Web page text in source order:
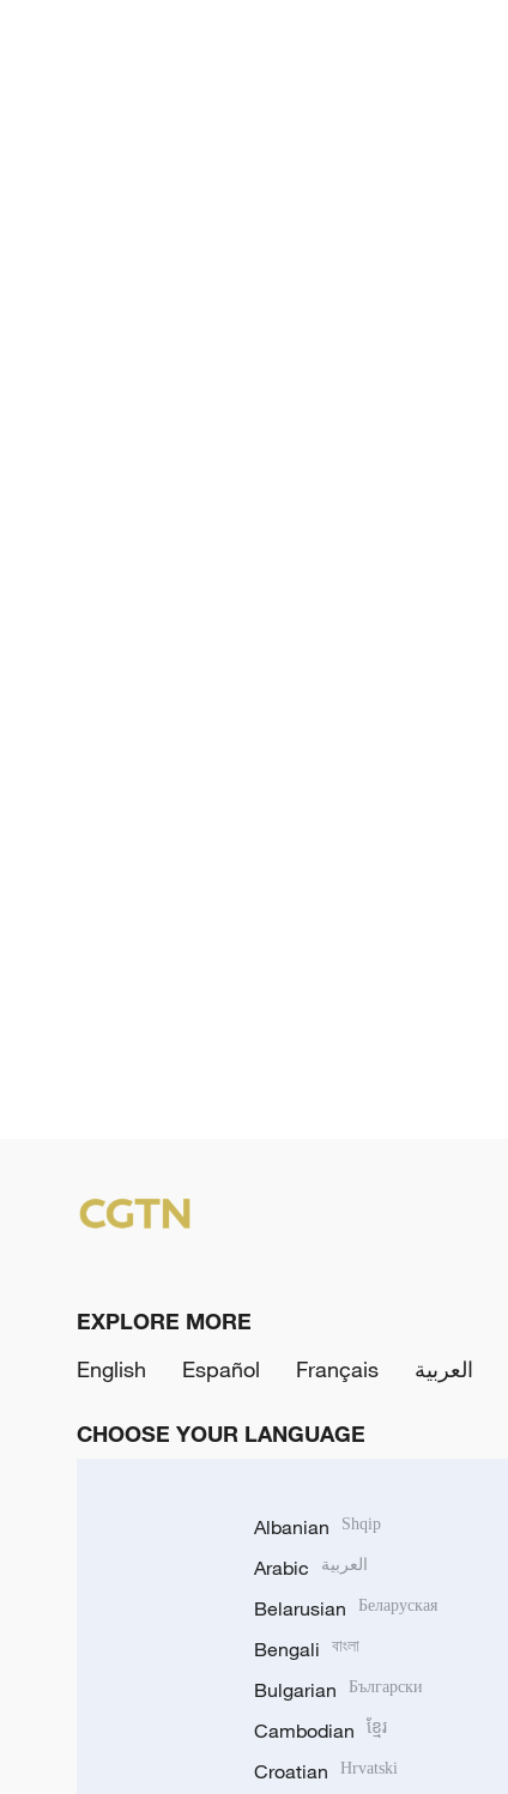
EXPLORE MORE
English
Español Français العربية
CHOOSE YOUR LANGUAGE
Albanian Shqip
Arabic العربية
Belarusian Беларуская
Bengali বাংলা
Bulgarian Български
Cambodian ខ្មែរ
Croatian Hrvatski